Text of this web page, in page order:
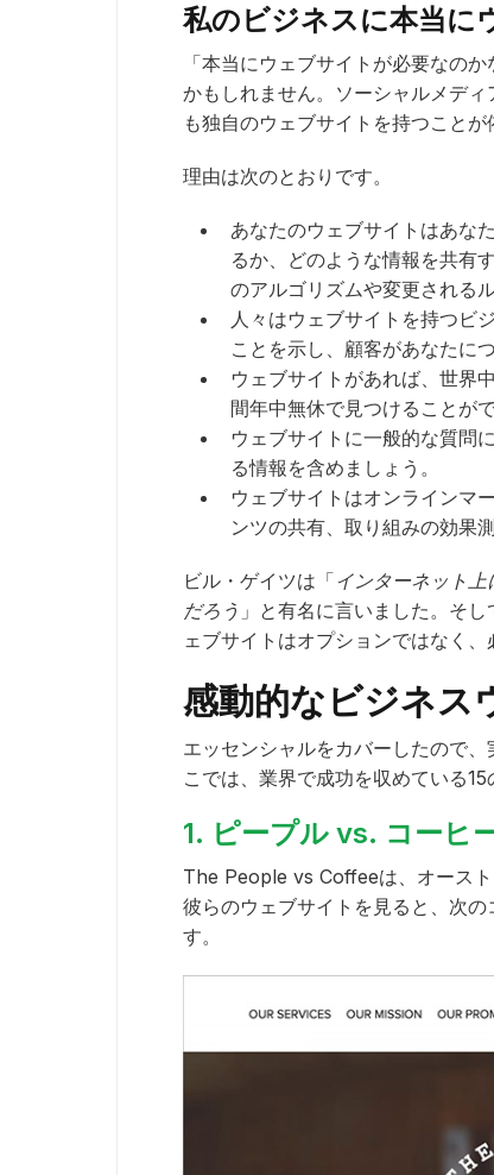
私のビジネスに本当に
「本当にウェブサイトが必要なの
かもしれません。ソーシャルメデ
も独自のウェブサイトを持つことが
理由は次のとおりです。
あなたのウェブサイトはあな
るか、どのような情報を共有
のアルゴリズムや変更される
人々はウェブサイトを持つビ
ことを示し、顧客があなたに
ウェブサイトがあれば、世界
間年中無休で見つけることがで
ウェブサイトに一般的な質問
る情報を含めましょう。
ウェブサイトはオンラインマ
ンツの共有、取り組みの効果
ビル・ゲイツは「インターネット
だろう 」と有名に言いました。そ
ェブサイトはオプションではなく、
感動的なビジネス
エッセンシャルをカバーしたので
こでは、業界で成功を収めている
1. ピープル vs. コーヒ
The People vs Coffeeは、オースト
彼らのウェブサイトを見ると、次
す。